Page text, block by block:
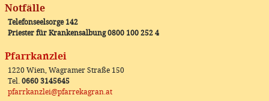
Notfälle
Telefonseelsorge 142
Priester für Krankensalbung 0800 100 252 4
Pfarrkanzlei
1220 Wien, Wagramer Straße 150
Tel. 0660 3145645
pfarrkanzlei@pfarrekagran.at